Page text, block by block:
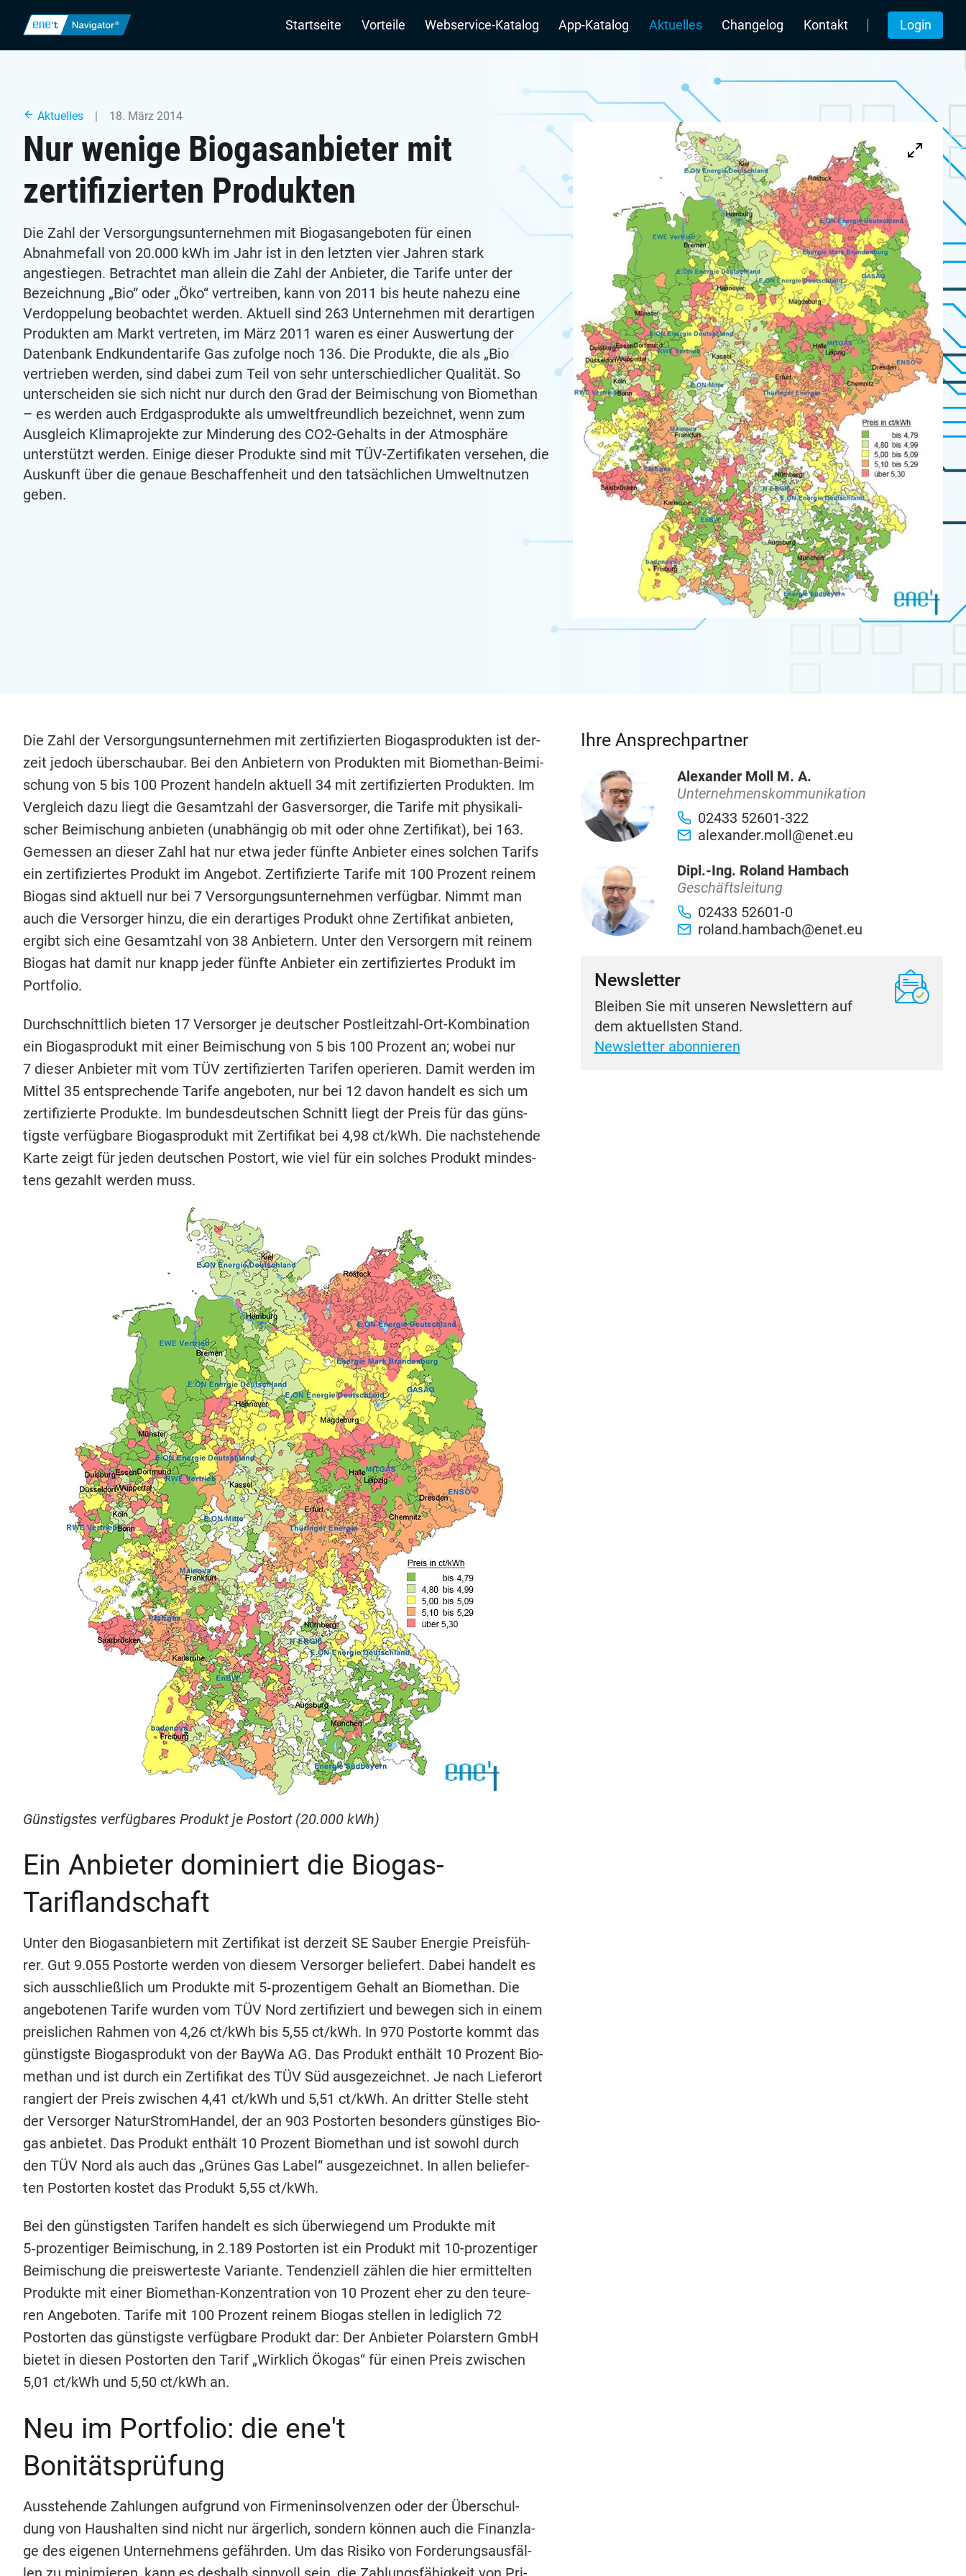
Navigation
Startseite Vorteile Webservice-Katalog App-Katalog Aktuelles Changelog Kontakt Login
Aktuelles | 18. März 2014
Nur wenige Biogasanbieter mit
zertifizierten Produkten
Die Zahl der Versorgungsunternehmen mit Biogasangeboten für einen
Abnahmefall von 20.000 kWh im Jahr ist in den letzten vier Jahren stark
angestiegen. Betrachtet man allein die Zahl der Anbieter, die Tarife unter der
Bezeichnung „Bio“ oder „Öko“ vertreiben, kann von 2011 bis heute nahezu eine
Verdoppelung beobachtet werden. Aktuell sind 263 Unternehmen mit derartigen
Produkten am Markt vertreten, im März 2011 waren es einer Auswertung der
Datenbank Endkundentarife Gas zufolge noch 136. Die Produkte, die als „Bio
vertrieben werden, sind dabei zum Teil von sehr unterschiedlicher Qualität. So
unterscheiden sie sich nicht nur durch den Grad der Beimischung von Biomethan
– es werden auch Erdgasprodukte als umweltfreundlich bezeichnet, wenn zum
Ausgleich Klimaprojekte zur Minderung des CO2-Gehalts in der Atmosphäre
unterstützt werden. Einige dieser Produkte sind mit TÜV-Zertifikaten versehen, die
Auskunft über die genaue Beschaffenheit und den tatsächlichen Umweltnutzen
geben.
Die Zahl der Ver­sor­gungs­un­ter­neh­men mit zer­ti­fi­zier­ten Bio­gas­pro­duk­ten ist der­
zeit jedoch über­schau­bar. Bei den Anbie­tern von Pro­duk­ten mit Bio­me­than-Bei­mi­
schung von 5 bis 100 Pro­zent han­deln aktu­ell 34 mit zer­ti­fi­zier­ten Pro­duk­ten. Im
Ver­gleich dazu liegt die Gesamt­zahl der Gas­ver­sor­ger, die Tari­fe mit phy­si­ka­li­
scher Bei­mi­schung anbie­ten (unab­hän­gig ob mit oder ohne Zer­ti­fi­kat), bei 163.
Gemes­sen an die­ser Zahl hat nur etwa jeder fünf­te Anbie­ter eines sol­chen Tarifs
ein zer­ti­fi­zier­tes Pro­dukt im Ange­bot. Zer­ti­fi­zier­te Tari­fe mit 100 Pro­zent rei­nem
Bio­gas sind aktu­ell nur bei 7 Ver­sor­gungs­un­ter­neh­men ver­füg­bar. Nimmt man
auch die Ver­sor­ger hin­zu, die ein der­ar­ti­ges Pro­dukt ohne Zer­ti­fi­kat anbie­ten,
ergibt sich eine Gesamt­zahl von 38 Anbie­tern. Unter den Ver­sor­gern mit rei­nem
Bio­gas hat damit nur knapp jeder fünf­te Anbie­ter ein zer­ti­fi­zier­tes Pro­dukt im
Portfolio.
Durch­schnitt­lich bie­ten 17 Ver­sor­ger je deut­scher Post­leit­zahl-Ort-Kom­bi­na­ti­on
ein Bio­gas­pro­dukt mit einer Bei­mi­schung von 5 bis 100 Pro­zent an; wobei nur
7 die­ser Anbie­ter mit vom TÜV zer­ti­fi­zier­ten Tari­fen ope­rie­ren. Damit wer­den im
Mit­tel 35 ent­spre­chen­de Tari­fe ange­bo­ten, nur bei 12 davon han­delt es sich um
zer­ti­fi­zier­te Pro­duk­te. Im bun­des­deut­schen Schnitt liegt der Preis für das güns­
tigs­te ver­füg­ba­re Bio­gas­pro­dukt mit Zer­ti­fi­kat bei 4,98 ct/​kWh. Die nach­ste­hen­de
Kar­te zeigt für jeden deut­schen Post­ort, wie viel für ein sol­ches Pro­dukt min­des­
tens gezahlt wer­den muss.
Güns­tigs­tes ver­füg­ba­res Pro­dukt je Post­ort (20.000 kWh)
Ein Anbie­ter domi­niert die Biogas-
Tariflandschaft
Unter den Bio­gas­an­bie­tern mit Zer­ti­fi­kat ist der­zeit SE Sau­ber Ener­gie Preis­füh­
rer. Gut 9.055 Postor­te wer­den von die­sem Ver­sor­ger belie­fert. Dabei han­delt es
sich aus­schließ­lich um Pro­duk­te mit 5‑prozentigem Gehalt an Bio­me­than. Die
ange­bo­te­nen Tari­fe wur­den vom TÜV Nord zer­ti­fi­ziert und bewe­gen sich in einem
preis­li­chen Rah­men von 4,26 ct/​kWh bis 5,55 ct/​kWh. In 970 Postor­te kommt das
güns­tigs­te Bio­gas­pro­dukt von der Bay­Wa AG. Das Pro­dukt ent­hält 10 Pro­zent Bio­
me­than und ist durch ein Zer­ti­fi­kat des TÜV Süd aus­ge­zeich­net. Je nach Lie­fer­ort
ran­giert der Preis zwi­schen 4,41 ct/​kWh und 5,51 ct/​kWh. An drit­ter Stel­le steht
der Ver­sor­ger Natur­Strom­Han­del, der an 903 Postor­ten beson­ders güns­ti­ges Bio­
gas anbie­tet. Das Pro­dukt ent­hält 10 Pro­zent Bio­me­than und ist sowohl durch
den TÜV Nord als auch das „Grü­nes Gas Label“ aus­ge­zeich­net. In allen belie­fer­
ten Postor­ten kos­tet das Pro­dukt 5,55 ct/​kWh.
Bei den güns­tigs­ten Tari­fen han­delt es sich über­wie­gend um Pro­duk­te mit
5‑prozentiger Bei­mi­schung, in 2.189 Postor­ten ist ein Pro­dukt mit 10-pro­zen­ti­ger
Bei­mi­schung die preis­wer­tes­te Vari­an­te. Ten­den­zi­ell zäh­len die hier ermit­tel­ten
Pro­duk­te mit einer Bio­me­than-Kon­zen­tra­ti­on von 10 Pro­zent eher zu den teu­re­
ren Ange­bo­ten. Tari­fe mit 100 Pro­zent rei­nem Bio­gas stel­len in ledig­lich 72
Postor­ten das güns­tigs­te ver­füg­ba­re Pro­dukt dar: Der Anbie­ter Polar­stern GmbH
bie­tet in die­sen Postor­ten den Tarif „Wirk­lich Öko­gas“ für einen Preis zwi­schen
5,01 ct/​kWh und 5,50 ct/​kWh an.
Neu im Port­fo­lio: die ene't
Bonitätsprüfung
Aus­ste­hen­de Zah­lun­gen auf­grund von Fir­men­in­sol­ven­zen oder der Über­schul­
dung von Haus­hal­ten sind nicht nur ärger­lich, son­dern kön­nen auch die Finanz­la­
ge des eige­nen Unter­neh­mens gefähr­den. Um das Risi­ko von For­de­rungs­aus­fäl­
Ihre Ansprechpartner
Alexander Moll M. A.
Unternehmenskommunikation
02433 52601-322
alexander.moll@enet.eu
Dipl.-Ing. Roland Hambach
Geschäftsleitung
02433 52601-0
roland.hambach@enet.eu
Newsletter
Bleiben Sie mit unseren Newslettern auf
dem aktuellsten Stand.
Newsletter abonnieren